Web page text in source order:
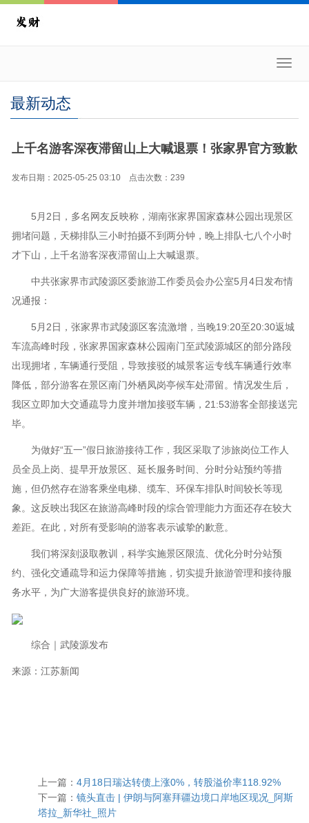
最新动态
上千名游客深夜滞留山上大喊退票！张家界官方致歉
发布日期：2025-05-25 03:10 点击次数：239
5月2日，多名网友反映称，湖南张家界国家森林公园出现景区
拥堵问题，天梯排队三小时拍摄不到两分钟，晚上排队七八个小时
才下山，上千名游客深夜滞留山上大喊退票。
中共张家界市武陵源区委旅游工作委员会办公室5月4日发布情
况通报：
5月2日，张家界市武陵源区客流激增，当晚19:20至20:30返城
车流高峰时段，张家界国家森林公园南门至武陵源城区的部分路段
出现拥堵，车辆通行受阻，导致接驳的城景客运专线车辆通行效率
降低，部分游客在景区南门外栖凤岗亭候车处滞留。情况发生后，
我区立即加大交通疏导力度并增加接驳车辆，21:53游客全部接送完
毕。
为做好“五一”假日旅游接待工作，我区采取了涉旅岗位工作人
员全员上岗、提早开放景区、延长服务时间、分时分站预约等措
施，但仍然存在游客乘坐电梯、缆车、环保车排队时间较长等现
象。这反映出我区在旅游高峰时段的综合管理能力方面还存在较大
差距。在此，对所有受影响的游客表示诚挚的歉意。
我们将深刻汲取教训，科学实施景区限流、优化分时分站预
约、强化交通疏导和运力保障等措施，切实提升旅游管理和接待服
务水平，为广大游客提供良好的旅游环境。
综合｜武陵源发布
来源：江苏新闻
上一篇： 4月18日瑞达转债上涨0%，转股溢价率118.92%
下一篇： 镜头直击 | 伊朗与阿塞拜疆边境口岸地区现况_阿斯
塔拉_新华社_照片